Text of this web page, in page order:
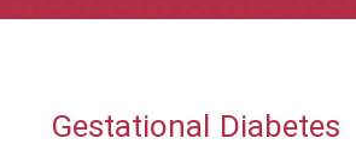
Gestational Diabetes